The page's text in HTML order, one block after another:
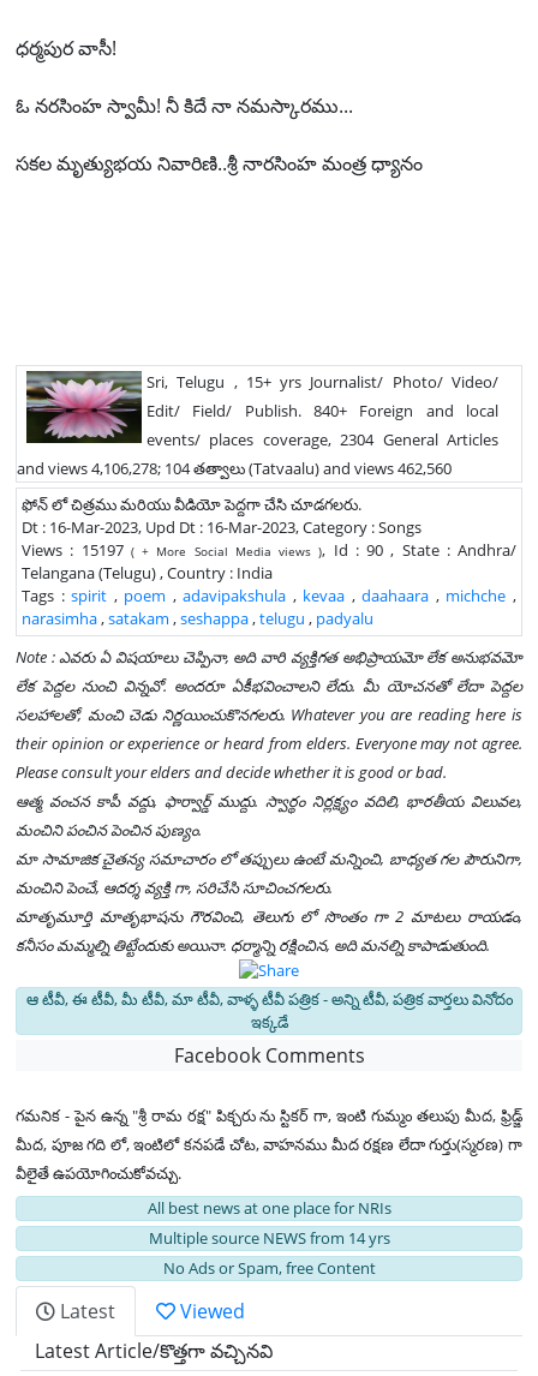
ధర్మపుర వాసీ!
ఓ నరసింహ స్వామీ! నీ కిదే నా నమస్కారము...
సకల మృత్యుభయ నివారిణి..శ్రీ నారసింహ మంత్ర ధ్యానం
Sri, Telugu , 15+ yrs Journalist/ Photo/ Video/
Edit/ Field/ Publish. 840+ Foreign and local
events/ places coverage, 2304 General Articles
and views 4,106,278; 104 తత్వాలు (Tatvaalu) and views 462,560
ఫోన్ లో చిత్రము మరియు వీడియో పెద్దగా చేసి చూడగలరు.
Dt : 16-Mar-2023, Upd Dt : 16-Mar-2023, Category : Songs
Views : 15197 ( + More Social Media views ), Id : 90 , State : Andhra/
Telangana (Telugu) , Country : India
Tags :spirit , poem ,adavipakshula , kevaa ,daahaara , michche ,
narasimha,satakam ,seshappa,telugu , padyalu
Note : ఎవరు ఏ విషయాలు చెప్పినా, అది వారి వ్యక్తిగత అభిప్రాయమో లేక అనుభవమో
లేక పెద్దల నుంచి విన్నవో. అందరూ ఏకీభవించాలని లేదు. మీ యోచనతో లేదా పెద్దల
సలహాలతో, మంచి చెడు నిర్ణయించుకొనగలరు. Whatever you are reading here is
their opinion or experience or heard from elders. Everyone may not agree.
Please consult your elders and decide whether it is good or bad.
ఆత్మ వంచన కాపీ వద్దు, ఫార్వార్డ్ ముద్దు. స్వార్థం నిర్లక్ష్యం వదిలి, భారతీయ విలువల,
మంచిని పంచిన పెంచిన పుణ్యం.
మా సామాజిక చైతన్య సమాచారం లో తప్పులు ఉంటే మన్నించి, బాధ్యత గల పౌరునిగా,
మంచిని పెంచే, ఆదర్శ వ్యక్తి గా, సరిచేసి సూచించగలరు.
మాతృమూర్తి మాతృభాషను గౌరవించి, తెలుగు లో సొంతం గా 2 మాటలు రాయడం,
కనీసం మమ్మల్ని తిట్టేందుకు అయినా. ధర్మాన్ని రక్షించిన, అది మనల్ని కాపాడుతుంది.
ఆ టీవీ, ఈ టీవీ, మీ టీవీ, మా టీవీ, వాళ్ళ టీవీ పత్రిక - అన్ని టీవీ, పత్రిక వార్తలు వినోదం
ఇక్కడే
Facebook Comments
గమనిక - పైన ఉన్న "శ్రీ రామ రక్ష" పిక్చరు ను స్టికర్ గా, ఇంటి గుమ్మం తలుపు మీద, ఫ్రిడ్జ్
మీద, పూజ గది లో, ఇంటిలో కనపడే చోట, వాహనము మీద రక్షణ లేదా గుర్తు(స్మరణ) గా
వీలైతే ఉపయోగించుకోవచ్చు.
All best news at one place for NRIs
Multiple source NEWS from 14 yrs
No Ads or Spam, free Content
Latest
Viewed
Latest Article/కొత్తగా వచ్చినవి